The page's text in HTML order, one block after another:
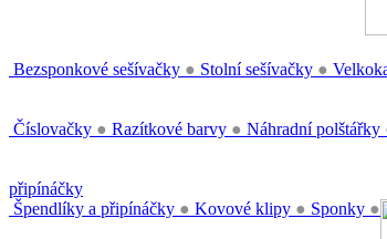
Bezsponkové sešívačky ● Stolní sešívačky ●
Číslovačky ● Razítkové barvy ● Náhradní polštářky
připínáčky
Špendlíky a připínáčky ● Kovové klipy ● Sponky ●